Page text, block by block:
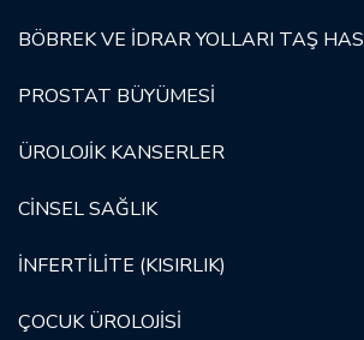
BÖBREK VE İDRAR YOLLARI TAŞ
PROSTAT BÜYÜMESİ
ÜROLOJİK KANSERLER
CİNSEL SAĞLIK
İNFERTİLİTE (KISIRLIK)
ÇOCUK ÜROLOJİSİ